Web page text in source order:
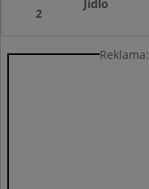
2
Jídlo
Reklama: